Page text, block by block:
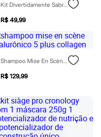
Kit Divertidamente Sabrina Sato Shampoo 300ml E Condicionador 200ml
R$ 49,99
Shampoo Mise En Scène Hialurônico 5 Plus Collagen
R$ 129,99